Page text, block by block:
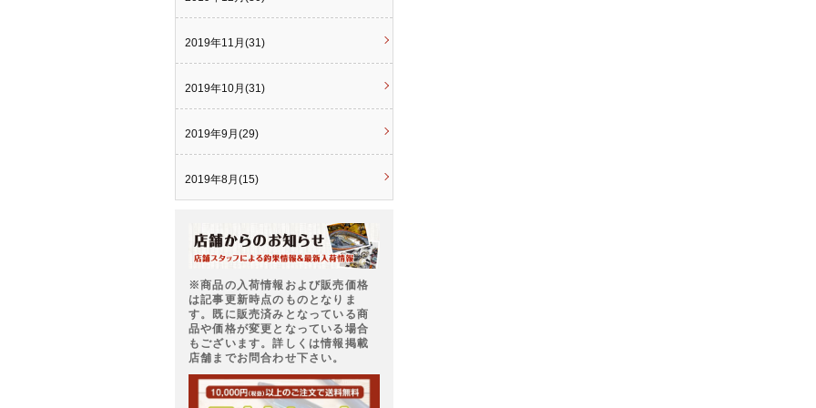
2019年11月(31)
2019年10月(31)
2019年9月(29)
2019年8月(15)
※商品の入荷情報および販売価格
は記事更新時点のものとなりま
す。既に販売済みとなっている商
品や価格が変更となっている場合
もございます。詳しくは情報掲載
店舗までお問合わせ下さい。